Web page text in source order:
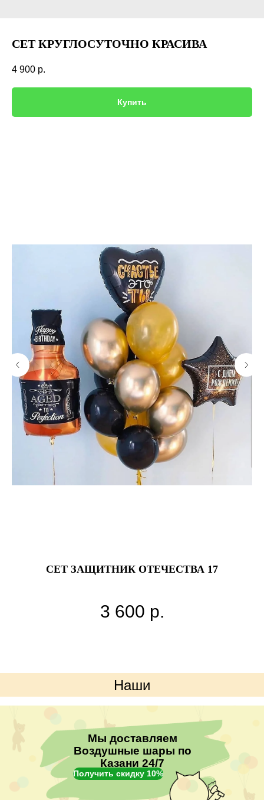
СЕТ КРУГЛОСУТОЧНО КРАСИВА
4 900 р.
Купить
СЕТ ЗАЩИТНИК ОТЕЧЕСТВА 17
3 600 р.
Наши
преимущества
Мы доставляем
Воздушные шары по
Казани 24/7
Получить скидку 10%